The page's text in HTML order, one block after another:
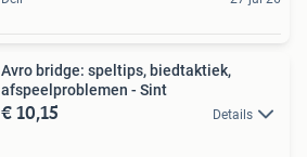
Avro bridge: speltips, biedtaktiek,
afspeelproblemen - Sint
€ 10,15 Details